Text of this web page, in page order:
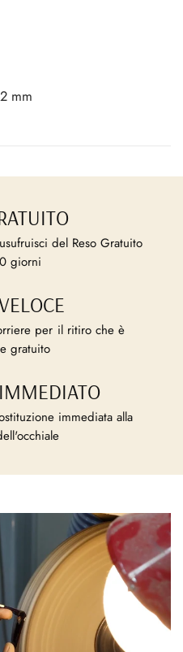
mm
del Reso Gratuito
giorni
per il ritiro che è
gratuito
immediata alla